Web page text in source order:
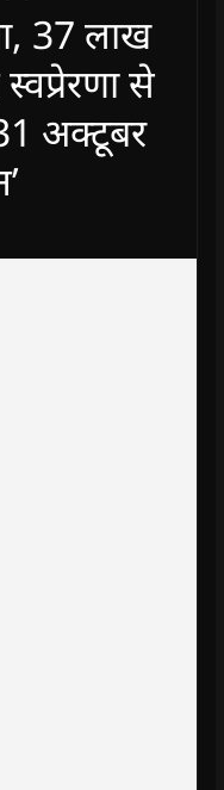
37 लाख
से
अक्टूबर